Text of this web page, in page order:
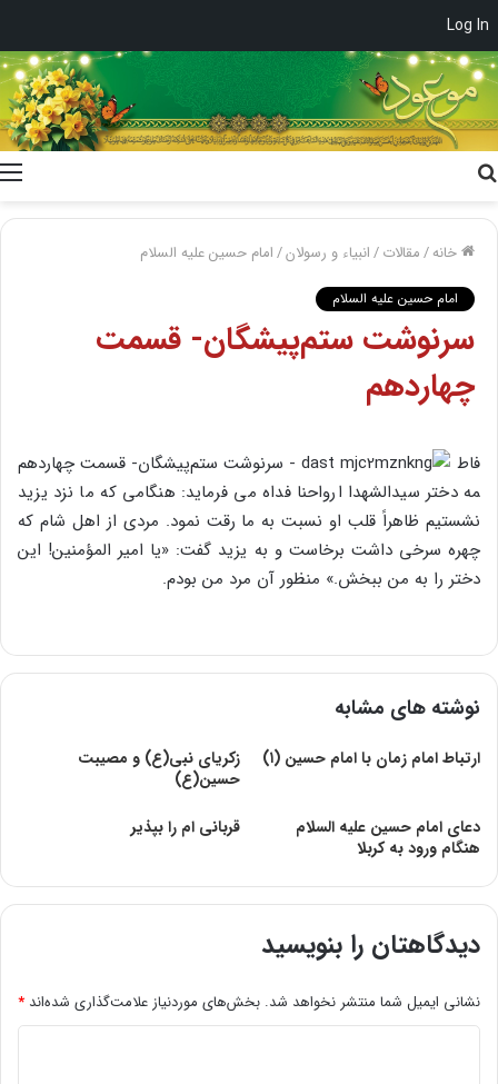
Log In
خانه/مقالات/انبیاء و رسولان/امام حسین علیه السلام
امام حسین علیه السلام
سرنوشت ستم‌پیشگان- قسمت
چهاردهم
فاط
مه دختر سیدالشهدا ارواحنا فداه می فرماید: هنگامى که ما نزد یزید
نشستیم ظاهراً قلب او نسبت به ما رقت نمود. مردى از اهل شام که
چهره سرخى داشت برخاست و به یزید گفت: «یا امیر المؤمنین! این
دختر را به من ببخش.» منظور آن مرد من بودم.
نوشته های مشابه
ارتباط امام زمان با امام حسین (۱)
زکریای نبی(ع) و مصیبت
حسین(ع)
دعای امام حسین علیه السلام
هنگام ورود به کربلا
قربانی ام را بپذیر
دیدگاهتان را بنویسید
نشانی ایمیل شما منتشر نخواهد شد. بخش‌های موردنیاز علامت‌گذاری شده‌اند *